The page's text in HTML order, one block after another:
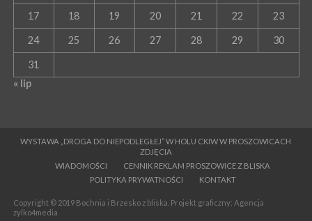
17 18 19 20 21 22 23
24 25 26 27 28 29 30
31
« lip
WYSTAWA „DROGA DO NIEPODLEGŁEJ” W HOLU CKIW W PROSZOWICACH
ZDJĘCIA
WIADOMOŚCI
CENNIK REKLAM PROSZOWICE Z BLISKA
POLITYKA PRYWATNOŚCI
KONTAKT
Copyright © 2019 Bochnia i Brzesko z bliska. Projekt graficzny: Agencja
zylko4media